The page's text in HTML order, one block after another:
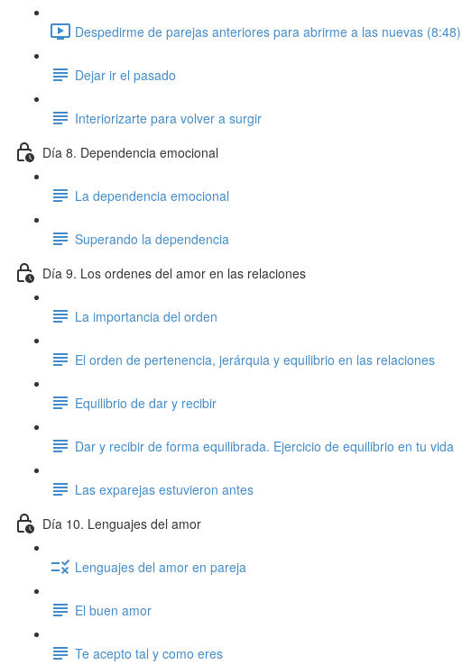
Despedirme de parejas anteriores para abrirme a las nuevas (8:48)
Dejar ir el pasado
Interiorizarte para volver a surgir
Día 8. Dependencia emocional
La dependencia emocional
Superando la dependencia
Día 9. Los ordenes del amor en las relaciones
La importancia del orden
El orden de pertenencia, jerárquia y equilibrio en las relaciones
Equilibrio de dar y recibir
Dar y recibir de forma equilibrada. Ejercicio de equilibrio en tu vida
Las exparejas estuvieron antes
Día 10. Lenguajes del amor
Lenguajes del amor en pareja
El buen amor
Te acepto tal y como eres